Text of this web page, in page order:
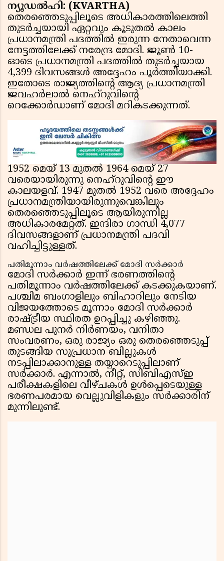
ന്യൂഡൽഹി: (KVARTHA)
തെരഞ്ഞെടുപ്പിലൂടെ അധികാരത്തിലെത്തി
തുടർച്ചയായി ഏറ്റവും കൂടുതൽ കാലം
പ്രധാനമന്ത്രി പദത്തിൽ ഇരുന്ന നേതാവെന്ന
നേട്ടത്തിലേക്ക് നരേന്ദ്ര മോദി. ജൂൺ 10-
ഓടെ പ്രധാനമന്ത്രി പദത്തിൽ തുടർച്ചയായ
4,399 ദിവസങ്ങൾ അദ്ദേഹം പൂർത്തിയാക്കി.
ഇതോടെ രാജ്യത്തിന്റെ ആദ്യ പ്രധാനമന്ത്രി
ജവഹർലാൽ നെഹ്‌റുവിന്റെ
റെക്കോർഡാണ് മോദി മറികടക്കുന്നത്.
1952 മെയ് 13 മുതൽ 1964 മെയ് 27
വരെയായിരുന്നു നെഹ്‌റുവിന്റെ ഈ
കാലയളവ്. 1947 മുതൽ 1952 വരെ അദ്ദേഹം
പ്രധാനമന്ത്രിയായിരുന്നുവെങ്കിലും
തെരഞ്ഞെടുപ്പിലൂടെ ആയിരുന്നില്ല
അധികാരമേറ്റത്. ഇന്ദിരാ ഗാന്ധി 4,077
ദിവസങ്ങളാണ് പ്രധാനമന്ത്രി പദവി
വഹിച്ചിട്ടുള്ളത്.
പതിമൂന്നാം വർഷത്തിലേക്ക് മോദി സർക്കാർ
മോദി സർക്കാർ ഇന്ന് ഭരണത്തിന്റെ
പതിമൂന്നാം വർഷത്തിലേക്ക് കടക്കുകയാണ്.
പശ്ചിമ ബംഗാളിലും ബിഹാറിലും നേടിയ
വിജയത്തോടെ മൂന്നാം മോദി സർക്കാർ
രാഷ്ട്രീയ സ്ഥിരത ഉറപ്പിച്ചു കഴിഞ്ഞു.
മണ്ഡല പുനർ നിർണയം, വനിതാ
സംവരണം, ഒരു രാജ്യം ഒരു തെരഞ്ഞെടുപ്പ്
തുടങ്ങിയ സുപ്രധാന ബില്ലുകൾ
നടപ്പിലാക്കാനുള്ള തയ്യാറെടുപ്പിലാണ്
സർക്കാർ. എന്നാൽ, നീറ്റ്, സിബിഎസ്ഇ
പരീക്ഷകളിലെ വീഴ്ചകൾ ഉൾപ്പെടെയുള്ള
ഭരണപരമായ വെല്ലുവിളികളും സർക്കാരിന്
മുന്നിലുണ്ട്.